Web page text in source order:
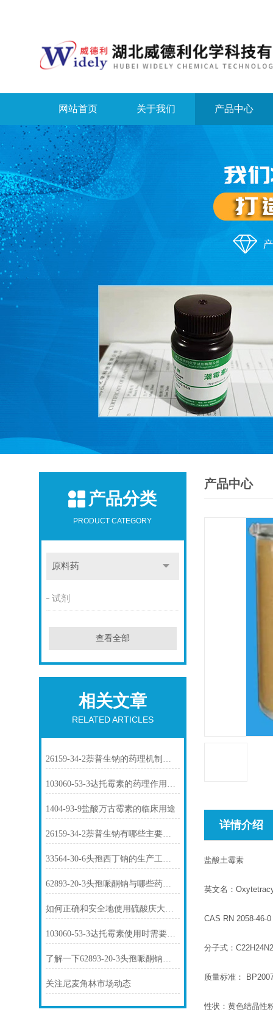
网站首页 关于我们 产品中心
产品分类
PRODUCT CATEGORY
原料药
试剂
查看全部
相关文章
RELATED ARTICLES
26159-34-2萘普生钠的药理机制与临床应用
103060-53-3达托霉素的药理作用介绍
1404-93-9盐酸万古霉素的临床用途
26159-34-2萘普生钠有哪些主要用途？
33564-30-6头孢西丁钠的生产工艺是怎样的？
62893-20-3头孢哌酮钠与哪些药物存在相互作用？
如何正确和安全地使用硫酸庆大霉素1405-41-0？
103060-53-3达托霉素使用时需要注意哪些问题？
了解一下62893-20-3头孢哌酮钠的用途及药理作用吧
关注尼麦角林市场动态
产品中心
详情介绍
盐酸土霉素
英文名：
CAS RN 2058-46-0
分子式：
质量标准：
性状：黄色结晶性